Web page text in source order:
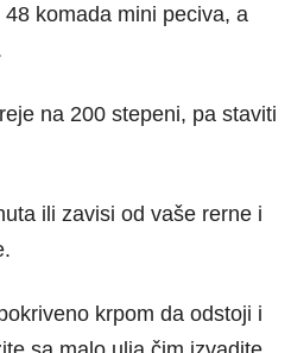
komada mini peciva, a
na 200 stepeni, pa staviti
ili zavisi od vaše rerne i
krpom da odstoji i